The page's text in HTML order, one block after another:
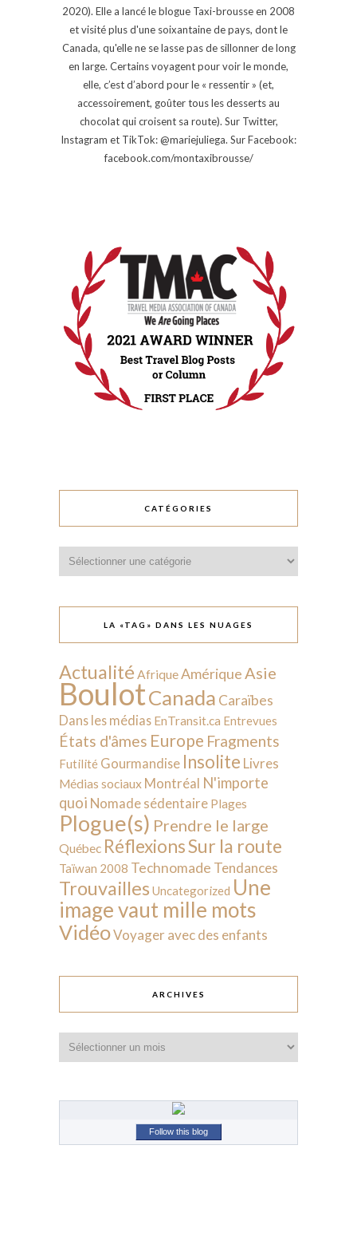
2020). Elle a lancé le blogue Taxi-brousse en 2008
et visité plus d'une soixantaine de pays, dont le
Canada, qu'elle ne se lasse pas de sillonner de long
en large. Certains voyagent pour voir le monde,
elle, c’est d’abord pour le « ressentir » (et,
accessoirement, goûter tous les desserts au
chocolat qui croisent sa route). Sur Twitter,
Instagram et TikTok: @mariejuliega. Sur Facebook:
facebook.com/montaxibrousse/
CATÉGORIES
LA «TAG» DANS LES NUAGES
Actualité AfriqueAmérique Asie
BoulotCanada Caraïbes
Dans les médias EnTransit.ca Entrevues
États d'âmes Europe Fragments
Futilité Gourmandise Insolite Livres
Médias sociaux Montréal N'importe
quoi Nomade sédentaire Plages
Plogue(s) Prendre le large
Québec RéflexionsSur la route
Taïwan 2008 Technomade Tendances
Trouvailles Uncategorized Une
image vaut mille mots
VidéoVoyager avec des enfants
ARCHIVES
Follow this blog